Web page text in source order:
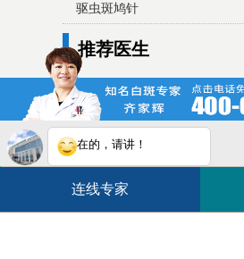
驱虫斑鸠针
推荐医生
齐家辉毕业
在的，请讲！
连线专家
白斑在线问医生
如何快速治好白癜风？